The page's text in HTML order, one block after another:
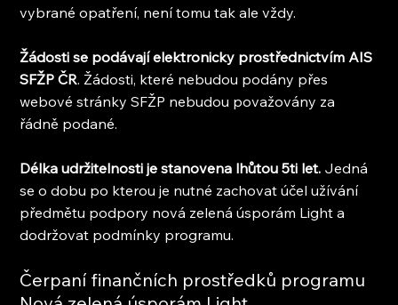
vybrané opatření, není tomu tak ale vždy.
Žádosti se podávají elektronicky prostřednictvím AIS
SFŽP ČR. Žádosti, které nebudou podány přes
webové stránky SFŽP nebudou považovány za
řádně podané.
Délka udržitelnosti je stanovena lhůtou 5ti let. Jedná
se o dobu po kterou je nutné zachovat účel užívání
předmětu podpory nová zelená úsporám Light a
dodržovat podmínky programu.
Čerpaní finančních prostředků programu